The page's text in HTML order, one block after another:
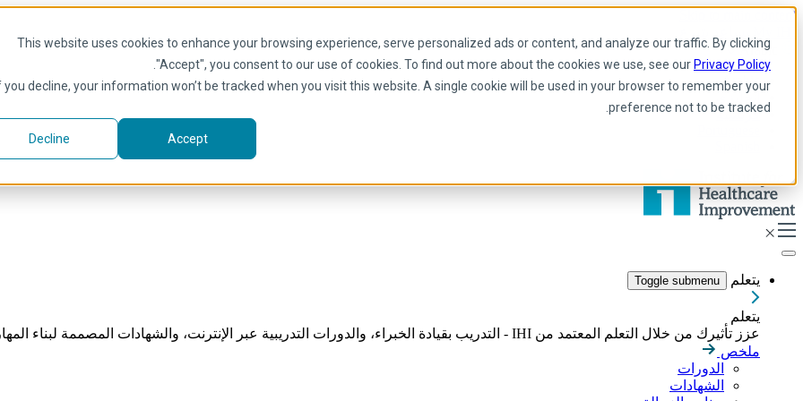
This website uses cookies to enhance your browsing experience, serve personalized ads or content, and analyze our traffic. By clicking
"Accept", you consent to our use of cookies. To find out more about the cookies we use, see our Privacy Policy
you decline, your information won’t be tracked when you visit this website. A single cookie will be used in your browser to remember your
preference not to be tracked.
Accept
Decline
Skip to main content
Arabic
Arabic
إنجليزي
فرنسية
يتعلم Toggle submenu
يتعلم
عزز تأثيرك من خلال التعلم المعتمد من IHI - التدريب بقيادة الخبراء، والدورات التدريبية عبر الإنترنت، والشهادات المصممة لبناء المهارات اللازمة لقيادة تحسين الرعاية الصحية بشكل هادف.
ملخص
الدورات
الشهادات